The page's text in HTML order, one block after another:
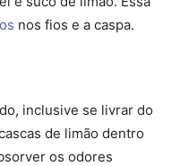
nos fios e a caspa.
inclusive se livrar do
de limão dentro
os odores